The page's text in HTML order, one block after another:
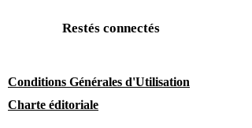
Restés connectés
Conditions Générales d'Utilisation
Charte éditoriale